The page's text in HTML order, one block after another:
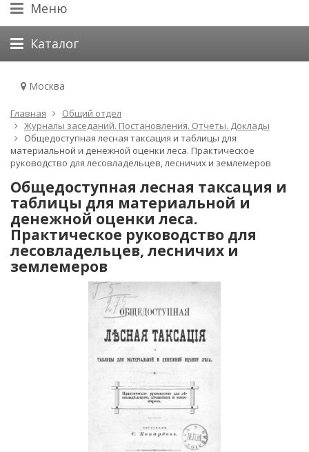
Меню
Каталог
Москва
Главная
Общий отдел
Журналы заседаний. Постановления. Отчеты. Доклады
Общедоступная лесная таксация и таблицы для
материальной и денежной оценки леса. Практическое
руководство для лесовладельцев, лесничих и землемеров
Общедоступная лесная таксация и
таблицы для материальной и
денежной оценки леса.
Практическое руководство для
лесовладельцев, лесничих и
землемеров